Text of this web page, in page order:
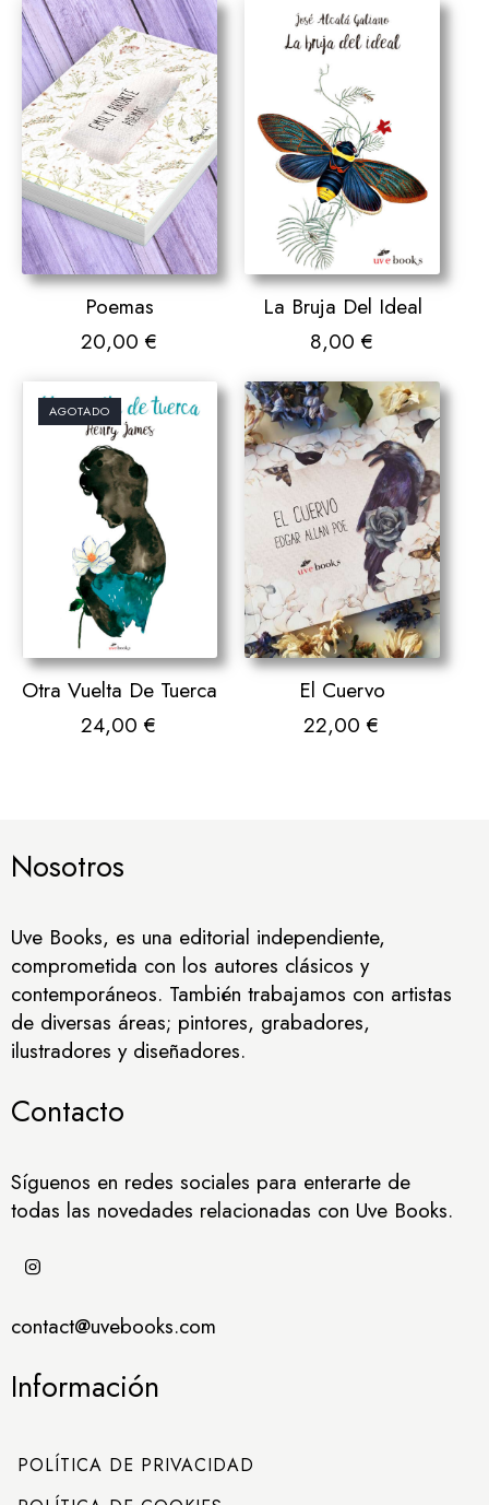
Poemas
20,00 €
La Bruja Del Ideal
8,00 €
AGOTADO
Otra Vuelta De Tuerca
24,00 €
El Cuervo
22,00 €
Nosotros
Uve Books, es una editorial independiente,
comprometida con los autores clásicos y
contemporáneos. También trabajamos con artistas
de diversas áreas; pintores, grabadores,
ilustradores y diseñadores.
Contacto
Síguenos en redes sociales para enterarte de
todas las novedades relacionadas con Uve Books.
contact@uvebooks.com
Información
POLÍTICA DE PRIVACIDAD